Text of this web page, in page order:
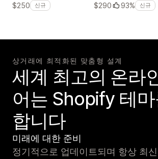
$250
신규
$290
93% 신규
상거래에 최적화된 맞춤형 설계
세계 최고의 온라
어는 Shopify 테
합니다
미래에 대한 준비
정기적으로 업데이트되며 항상 최